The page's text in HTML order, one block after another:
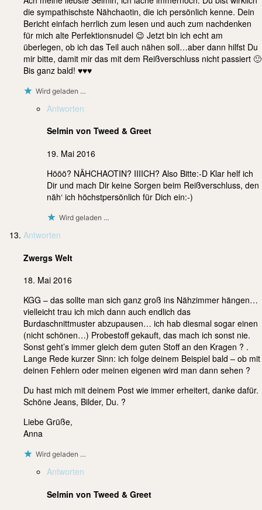
die sympathischste Nähchaotin, die ich persönlich kenne. Dein
Bericht einfach herrlich zum lesen und auch zum nachdenken
für mich alte Perfektionsnudel 😉 Jetzt bin ich echt am
überlegen, ob ich das Teil auch nähen soll…aber dann hilfst Du
mir bitte, damit mir das mit dem Reißverschluss nicht passiert 🙂
Bis ganz bald! ♥♥♥
Wird geladen …
Antworten
Selmin von Tweed & Greet
19. Mai 2016
Hööö? NÄHCHAOTIN? IIIICH? Also Bitte:-D Klar helf ich
Dir und mach Dir keine Sorgen beim Reißverschluss, den
näh‘ ich höchstpersönlich für Dich ein:-)
Wird geladen …
Antworten
Zwergs Welt
18. Mai 2016
KGG – das sollte man sich ganz groß ins Nähzimmer hängen…
vielleicht trau ich mich dann auch endlich das
Burdaschnittmuster abzupausen… ich hab diesmal sogar einen
(nicht schönen…) Probestoff gekauft, das mach ich sonst nie.
Sonst geht’s immer gleich dem guten Stoff an den Kragen ? .
Lange Rede kurzer Sinn: ich folge deinem Beispiel bald – ob mit
deinen Fehlern oder meinen eigenen wird man dann sehen ?
Du hast mich mit deinem Post wie immer erheitert, danke dafür.
Schöne Jeans, Bilder, Du. ?
Liebe Grüße,
Anna
Wird geladen …
Antworten
Selmin von Tweed & Greet